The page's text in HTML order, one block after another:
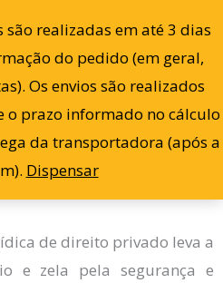
são realizadas em até 3 dias
do pedido (em geral,
Os envios são realizados
o prazo informado no cálculo
da transportadora (após a
Dispensar
0
– Amigurumix (versão
de direito privado leva a
e zela pela segurança e